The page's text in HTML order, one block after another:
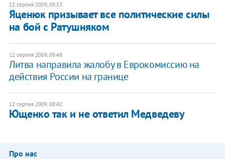
12 серпня 2009, 09:53
Яценюк призывает все политические силы
на бой с Ратушняком
12 серпня 2009, 09:48
Литва направила жалобу в Еврокомиссию на
действия России на границе
12 серпня 2009, 08:42
Ющенко так и не ответил Медведеву
Про нас